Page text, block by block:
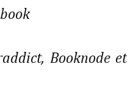
Booknode et